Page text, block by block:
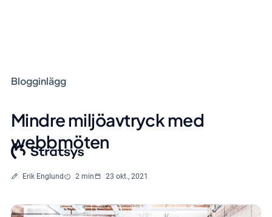
Blogginlägg
Mindre miljöavtryck med
webbmöten
Skriven av
Erik Englund Lästid
2 min 23 okt., 2021